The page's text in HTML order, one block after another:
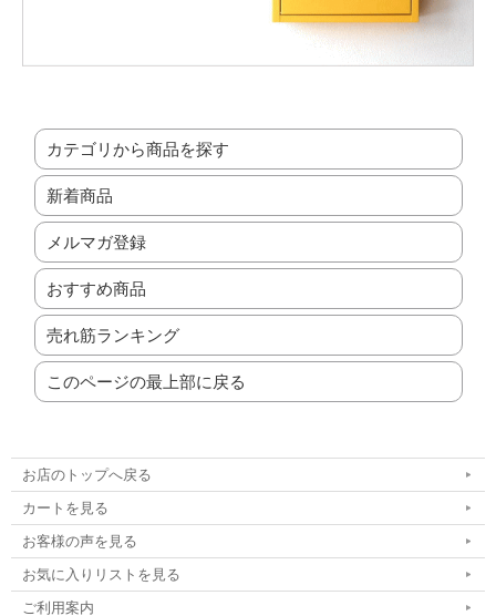
カテゴリから商品を探す
新着商品
メルマガ登録
おすすめ商品
売れ筋ランキング
このページの最上部に戻る
お店のトップへ戻る
カートを見る
お客様の声を見る
お気に入りリストを見る
ご利用案内